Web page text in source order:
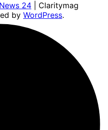
24 | Claritymag
by WordPress.